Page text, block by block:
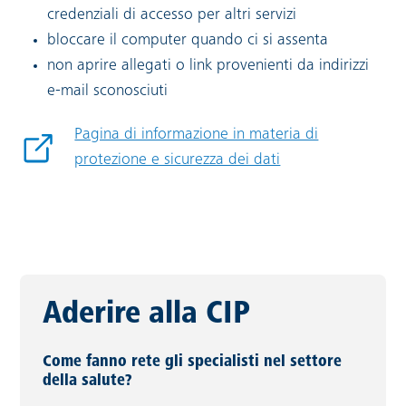
credenziali di accesso per altri servizi
bloccare il computer quando ci si assenta
non aprire allegati o link provenienti da indirizzi
e-mail sconosciuti
Link esterno:
Pagina di informazione in materia di
protezione e sicurezza dei dati
Aderire alla CIP
Come fanno rete gli specialisti nel settore
della salute?